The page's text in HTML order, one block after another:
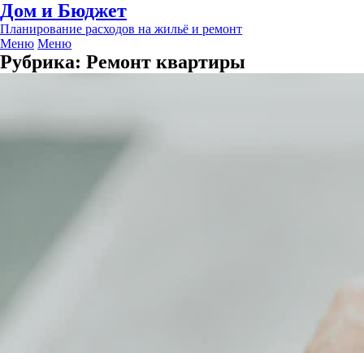
Дом и Бюджет
Планирование расходов на жильё и ремонт
Меню Меню
Рубрика: Ремонт квартиры